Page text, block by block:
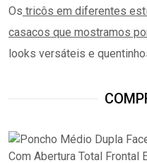
Os tricôs em diferentes
casacos que mostramos
looks versáteis e